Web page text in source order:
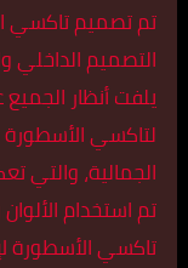
تم تصميم تاكسي
التصميم الداخلي
يلفت أنظار
لتاكسي الأسطورة
الجمالية،
تم استخدام
تاكسي الأسطورة